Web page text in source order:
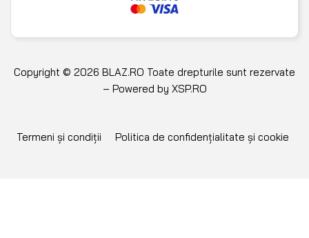
Copyright © 2026 BLAZ.RO Toate drepturile sunt rezervate
– Powered by XSP.RO
Termeni și condiții Politica de confidențialitate și cookie